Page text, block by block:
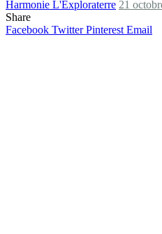
Harmonie L'Exploraterre 21
Share
Facebook Twitter Pinterest Email